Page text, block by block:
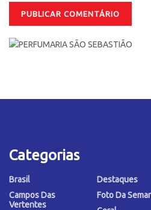
Categorias
Brasil
Campos Das
Vertentes
Destaques
Foto Da